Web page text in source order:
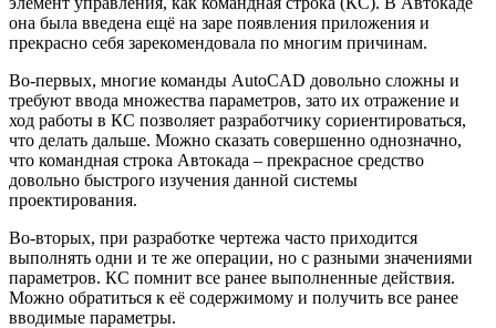
она была введена ещё на заре появления приложения и
прекрасно себя зарекомендовала по многим причинам.
Во-первых, многие команды AutoCAD довольно сложны и
требуют ввода множества параметров, зато их отражение и
ход работы в КС позволяет разработчику сориентироваться,
что делать дальше. Можно сказать совершенно однозначно,
что командная строка Автокада – прекрасное средство
довольно быстрого изучения данной системы
проектирования.
Во-вторых, при разработке чертежа часто приходится
выполнять одни и те же операции, но с разными значениями
параметров. КС помнит все ранее выполненные действия.
Можно обратиться к её содержимому и получить все ранее
вводимые параметры.